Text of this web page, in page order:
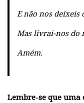
E não nos deixeis
Mas livrai-nos do
Amém.
Lembre-se que uma